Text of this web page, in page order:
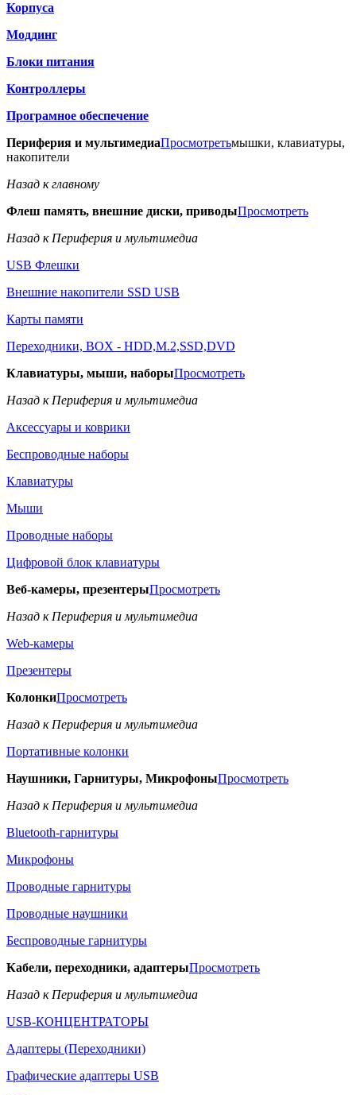
Корпуса
Моддинг
Блоки питания
Контроллеры
Програмное обеспечение
Периферия и мультимедиаПросмотретьмышки, клавиатуры,
накопители
Назад к главному
Флеш память, внешние диски, приводыПросмотреть
Назад к Периферия и мультимедиа
USB Флешки
Внешние накопители SSD USB
Карты памяти
Переходники, BOX - HDD,M.2,SSD,DVD
Клавиатуры, мыши, наборыПросмотреть
Назад к Периферия и мультимедиа
Аксессуары и коврики
Беспроводные наборы
Клавиатуры
Мыши
Проводные наборы
Цифровой блок клавиатуры
Веб-камеры, презентерыПросмотреть
Назад к Периферия и мультимедиа
Web-камеры
Презентеры
КолонкиПросмотреть
Назад к Периферия и мультимедиа
Портативные колонки
Наушники, Гарнитуры, МикрофоныПросмотреть
Назад к Периферия и мультимедиа
Bluetooth-гарнитуры
Микрофоны
Проводные гарнитуры
Проводные наушники
Беспроводные гарнитуры
Кабели, переходники, адаптерыПросмотреть
Назад к Периферия и мультимедиа
USB-КОНЦЕНТРАТОРЫ
Адаптеры (Переходники)
Графические адаптеры USB